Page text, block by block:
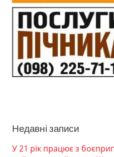
Недавні записи
У 21 рік працює з